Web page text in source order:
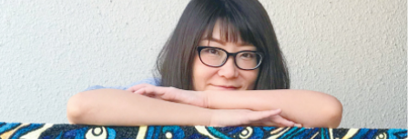
＜ツバメウオ＞は意外
と美味しい！ “でかい
鰭”が特徴的な魚を実
意外と簡単！ 100均で
買った道具で＜魚のは
く製＞を作ってみた